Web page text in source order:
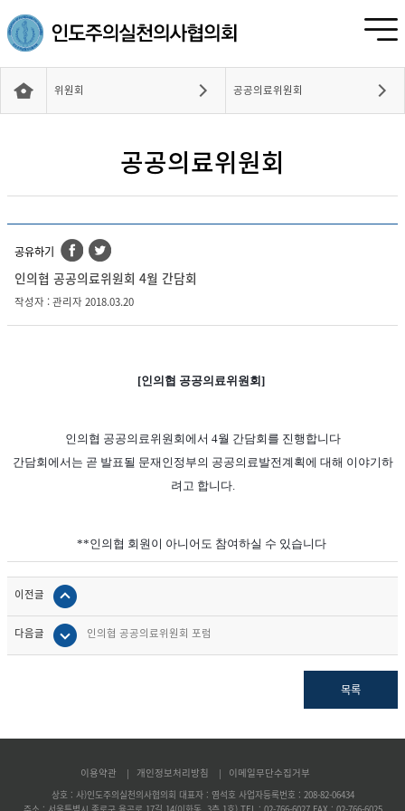
위원회 공공의료위원회
공공의료위원회
공유하기
인의협 공공의료위원회 4월 간담회
작성자 : 관리자 2018.03.20
[인의협 공공의료위원회]
인의협 공공의료위원회에서 4월 간담회를 진행합니다
간담회에서는 곧 발표될 문재인정부의 공공의료발전계획에 대해 이야기하
려고 합니다.
**인의협 회원이 아니어도 참여하실 수 있습니다
이전글
다음글 인의협 공공의료위원회 포럼
목록
이용약관 | 개인정보처리방침 | 이메일무단수집거부
상호 : 사)인도주의실천의사협의회 대표자 : 염석호 사업자등록번호 : 208-82-06434